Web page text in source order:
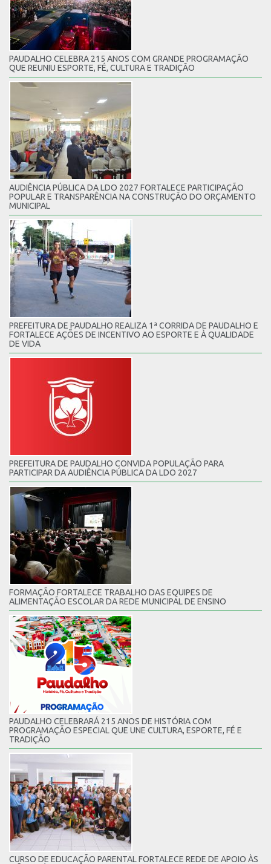
PAUDALHO CELEBRA 215 ANOS COM GRANDE PROGRAMAÇÃO
QUE REUNIU ESPORTE, FÉ, CULTURA E TRADIÇÃO
AUDIÊNCIA PÚBLICA DA LDO 2027 FORTALECE PARTICIPAÇÃO
POPULAR E TRANSPARÊNCIA NA CONSTRUÇÃO DO ORÇAMENTO
MUNICIPAL
PREFEITURA DE PAUDALHO REALIZA 1ª CORRIDA DE PAUDALHO E
FORTALECE AÇÕES DE INCENTIVO AO ESPORTE E À QUALIDADE
DE VIDA
PREFEITURA DE PAUDALHO CONVIDA POPULAÇÃO PARA
PARTICIPAR DA AUDIÊNCIA PÚBLICA DA LDO 2027
FORMAÇÃO FORTALECE TRABALHO DAS EQUIPES DE
ALIMENTAÇÃO ESCOLAR DA REDE MUNICIPAL DE ENSINO
PAUDALHO CELEBRARÁ 215 ANOS DE HISTÓRIA COM
PROGRAMAÇÃO ESPECIAL QUE UNE CULTURA, ESPORTE, FÉ E
TRADIÇÃO
CURSO DE EDUCAÇÃO PARENTAL FORTALECE REDE DE APOIO ÀS